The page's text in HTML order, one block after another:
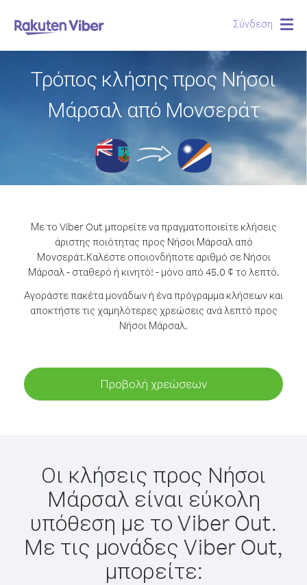
Σύνδεση
Τρόπος κλήσης προς Νήσοι
Μάρσαλ από Μονσεράτ
Με το Viber Out μπορείτε να πραγματοποιείτε κλήσεις
άριστης ποιότητας προς Νήσοι Μάρσαλ από
Μονσεράτ.Καλέστε οποιονδήποτε αριθμό σε Νήσοι
Μάρσαλ - σταθερό ή κινητό! - μόνο από 45.0 ¢ το λεπτό.
Αγοράστε πακέτα μονάδων ή ένα πρόγραμμα κλήσεων και
αποκτήστε τις χαμηλότερες χρεώσεις ανά λεπτό προς
Νήσοι Μάρσαλ.
Προβολή χρεώσεων
Οι κλήσεις προς Νήσοι
Μάρσαλ είναι εύκολη
υπόθεση με το Viber Out.
Με τις μονάδες Viber Out,
μπορείτε: